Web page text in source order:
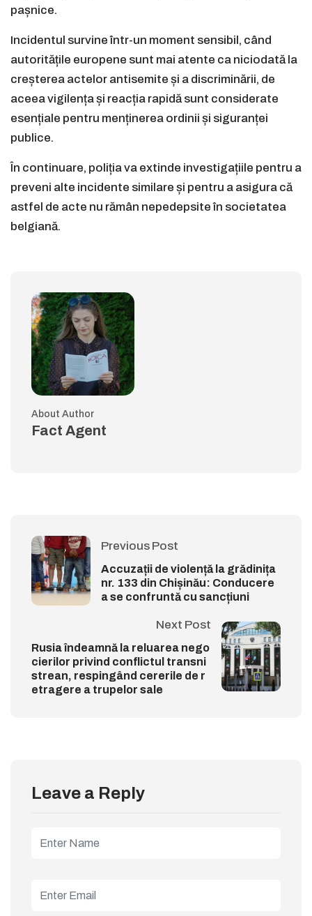
pașnice.
Incidentul survine într-un moment sensibil, când
autoritățile europene sunt mai atente ca niciodată la
creșterea actelor antisemite și a discriminării, de
aceea vigilența și reacția rapidă sunt considerate
esențiale pentru menținerea ordinii și siguranței
publice.
În continuare, poliția va extinde investigațiile pentru a
preveni alte incidente similare și pentru a asigura că
astfel de acte nu rămân nepedepsite în societatea
belgiană.
About Author
Fact Agent
Previous Post
Accuzații de violență la grădinița
nr. 133 din Chișinău: Conducere
a se confruntă cu sancțiuni
Next Post
Rusia îndeamnă la reluarea nego
cierilor privind conflictul transni
strean, respingând cererile de r
etragere a trupelor sale
Leave a Reply